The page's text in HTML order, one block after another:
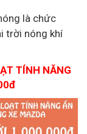
là chức
trời nóng khí
TÍNH NĂNG